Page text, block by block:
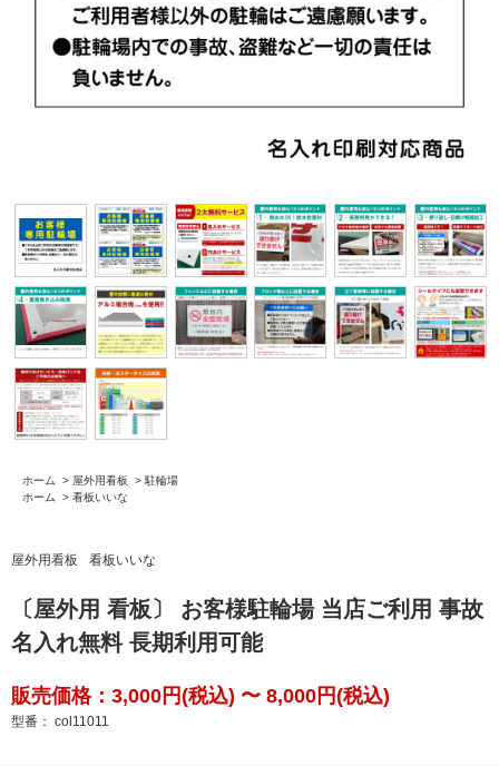
ホーム > 屋外用看板 > 駐輪場
ホーム
> 看板いいな
屋外用看板 看板いいな
〔屋外用 看板〕 お客様駐輪場 当店ご利用 事故
名入れ無料 長期利用可能
販売価格：3,000円(税込) 〜 8,000円(税込)
型番： col11011